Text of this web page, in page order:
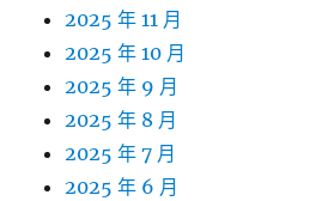
2025 年 11 月
2025 年 10 月
2025 年 9 月
2025 年 8 月
2025 年 7 月
2025 年 6 月